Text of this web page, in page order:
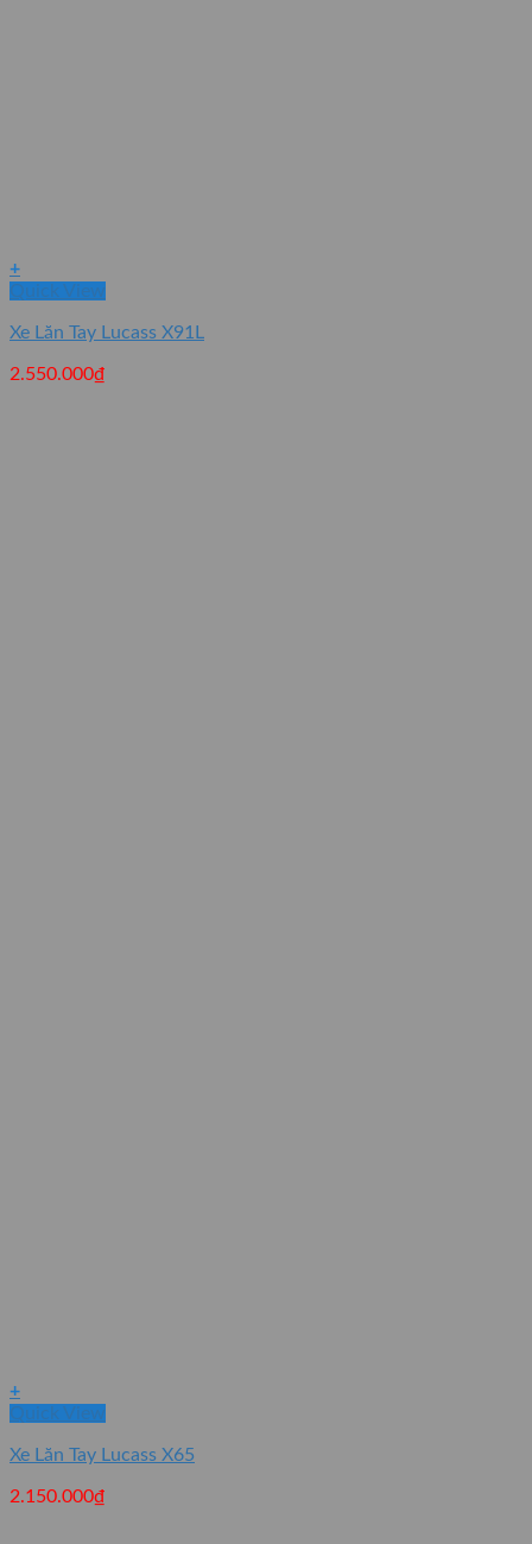
+
Quick View
Xe Lăn Tay Lucass X91L
2.550.000₫
+
Quick View
Xe Lăn Tay Lucass X65
2.150.000₫